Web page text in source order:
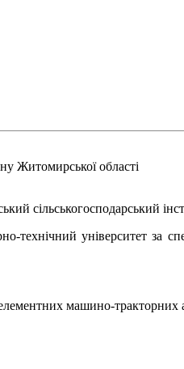
Житомирської області
сільськогосподарський
університет за
машино-тракторних